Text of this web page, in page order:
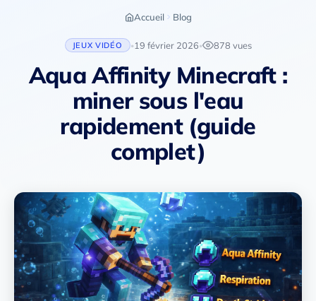
Accueil Blog
JEUX VIDÉO • 19 février 2026• 878 vues
Aqua Affinity Minecraft :
miner sous l'eau
rapidement (guide
complet)